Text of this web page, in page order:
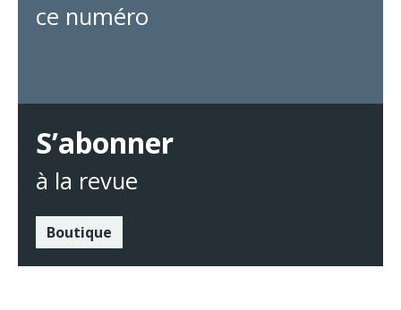
ce numéro
S’abonner
à la revue
Boutique